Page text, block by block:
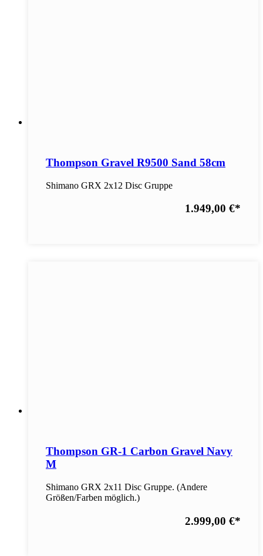
Thompson Gravel R9500 Sand 58cm
Shimano GRX 2x12 Disc Gruppe
1.949,00 €*
Thompson GR-1 Carbon Gravel Navy
M
Shimano GRX 2x11 Disc Gruppe. (Andere
Größen/Farben möglich.)
2.999,00 €*